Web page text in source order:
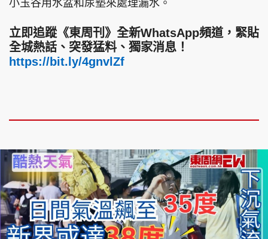
小玉谷用水盆和尿墊來處理漏水。
立即追蹤《東周刊》全新WhatsApp頻道，緊貼
全城熱話、突發猛料、獨家消息！
https://bit.ly/4gnvlZf